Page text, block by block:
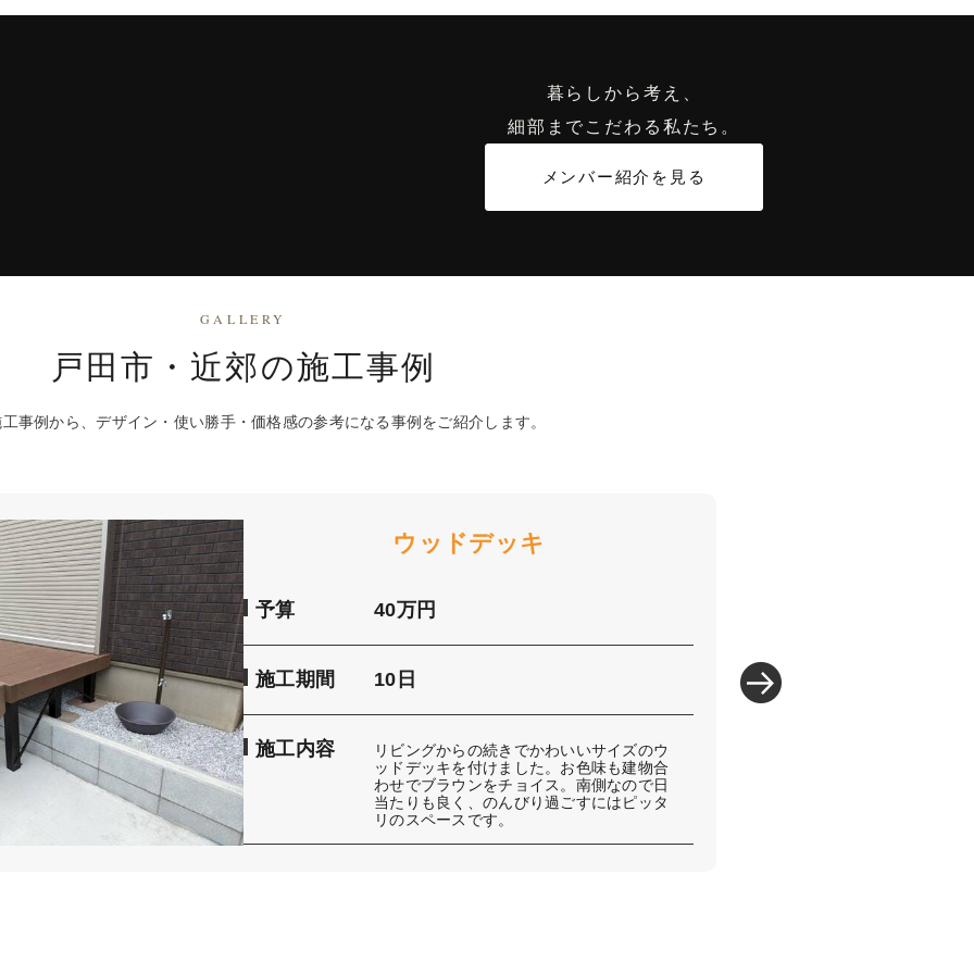
暮らしから考え、
細部までこだわる私たち。
メンバー紹介を見る
GALLERY
戸田市・近郊の施工事例
事例から、デザイン・使い勝手・価格感の参考になる事例をご紹介します。
ウッドデッキ
予算 40万円
施工期間 10日
施工内容
リビングからの続きでかわいいサイズのウ
ッドデッキを付けました。お色味も建物合
わせでブラウンをチョイス。南側なので日
当たりも良く、のんびり過ごすにはピッタ
リのスペースです。